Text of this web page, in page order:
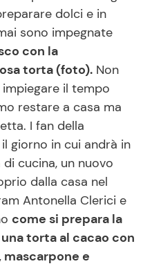
Primi Piatti
Ricette Facili e Veloci
Ricette Feste
Ricette per Bambini
dolci e in
sono impegnate
con la
torta (foto). Non
il tempo
restare a casa ma
I fan della
giorno in cui andrà in
cucina, un nuovo
dalla casa nel
Antonella Clerici e
come si prepara la
torta al cacao con
mascarpone e